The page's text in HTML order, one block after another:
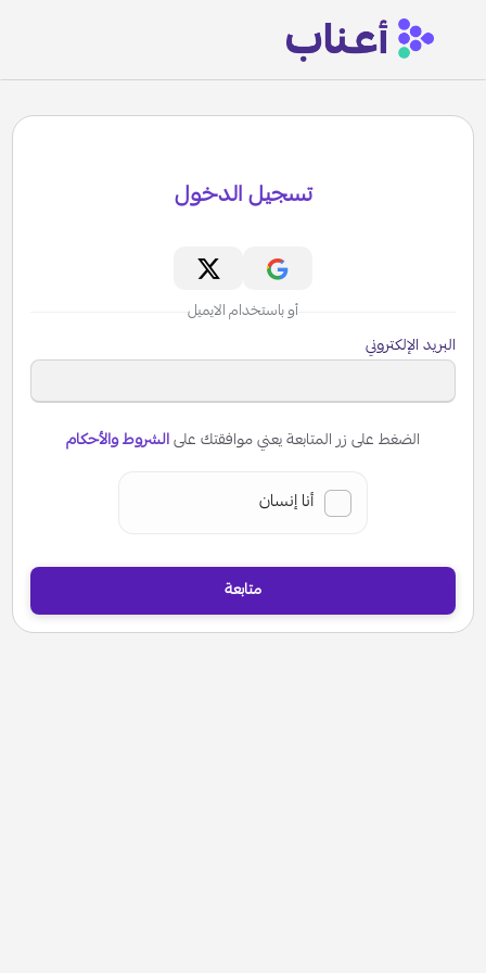
تسجيل الدخول
أو باستخدام الايميل
البريد الإلكتروني
الضغط على زر المتابعة يعني موافقتك علىالشروط والأحكام